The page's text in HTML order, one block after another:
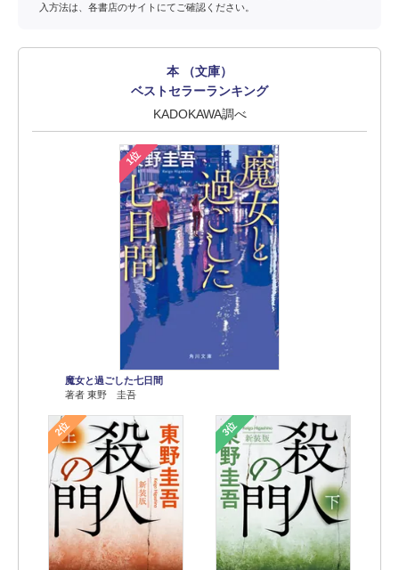
入方法は、各書店のサイトにてご確認ください。
本 （文庫）
ベストセラーランキング
KADOKAWA調べ
1位
魔女と過ごした七日間
著者 東野 圭吾
2位 3位